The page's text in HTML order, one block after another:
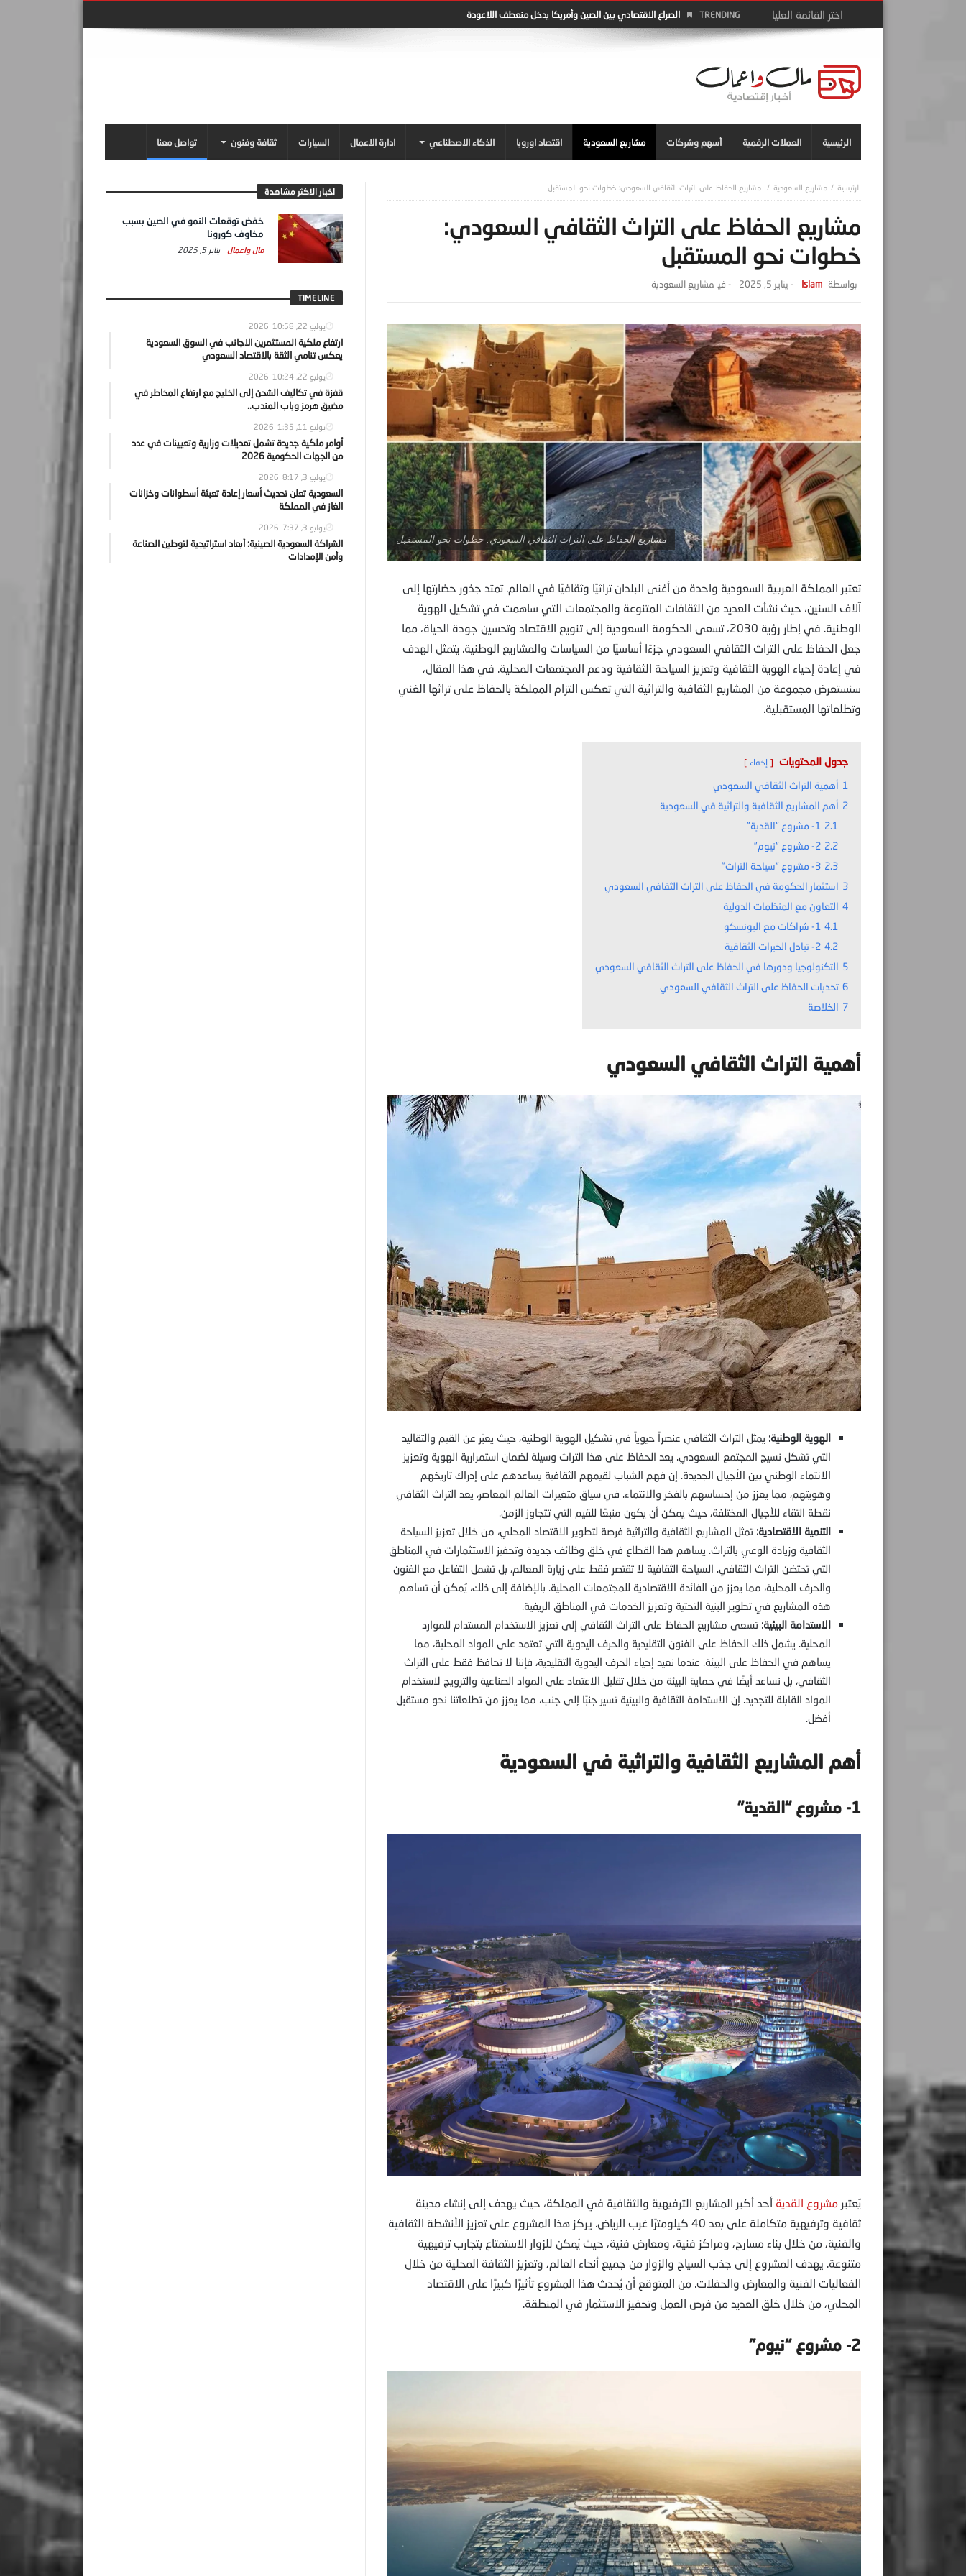
TRENDING سوق العمل في اوروبا: تحولات من الوظائف التقليدية إلى الرقمية
الرئيسية العملات الرقمية أسهم وشركات مشاريع السعودية اقتصاد اوروبا الذكاء الاصطناعي ادارة الاعمال السيارات ثقافة وفنون تواصل معنا
مشاريع السعودية مشاريع الحفاظ على التراث الثقافي السعودي: خطوات نحو المستقبل
مشاريع الحفاظ على التراث الثقافي السعودي:
خطوات نحو المستقبل
Islam
- يناير 5, 2025 - ‎في مشاريع السعودية
مشاريع الحفاظ على التراث الثقافي السعودي: خطوات نحو المستقبل
تعتبر المملكة العربية السعودية واحدة من أغنى البلدان تراثيًا وثقافيًا في العالم. تمتد جذور حضارتها إلى
آلاف السنين، حيث نشأت العديد من الثقافات المتنوعة والمجتمعات التي ساهمت في تشكيل الهوية
الوطنية. في إطار رؤية 2030، تسعى الحكومة السعودية إلى تنويع الاقتصاد وتحسين جودة الحياة، مما
جعل الحفاظ على التراث الثقافي السعودي جزءًا أساسيًا من السياسات والمشاريع الوطنية. يتمثل الهدف
في إعادة إحياء الهوية الثقافية وتعزيز السياحة الثقافية ودعم المجتمعات المحلية. في هذا المقال،
سنستعرض مجموعة من المشاريع الثقافية والتراثية التي تعكس التزام المملكة بالحفاظ على تراثها الغني
وتطلعاتها المستقبلية.
جدول المحتويات إخفاء
1 أهمية التراث الثقافي السعودي
2 أهم المشاريع الثقافية والتراثية في السعودية
2.1 1- مشروع “القدية”
2.2 2- مشروع “نيوم”
2.3 3- مشروع “سياحة التراث”
3 استثمار الحكومة في الحفاظ على التراث الثقافي السعودي
4 التعاون مع المنظمات الدولية
4.1 1- شراكات مع اليونسكو
4.2 2- تبادل الخبرات الثقافية
5 التكنولوجيا ودورها في الحفاظ على التراث الثقافي السعودي
6 تحديات الحفاظ على التراث الثقافي السعودي
7 الخلاصة
أهمية التراث الثقافي السعودي
الهوية الوطنية: يمثل التراث الثقافي عنصراً حيوياً في تشكيل الهوية الوطنية، حيث يعبّر عن القيم والتقاليد
التي تشكل نسيج المجتمع السعودي. يعد الحفاظ على هذا التراث وسيلة لضمان استمرارية الهوية وتعزيز
الانتماء الوطني بين الأجيال الجديدة. إن فهم الشباب لقيمهم الثقافية يساعدهم على إدراك تاريخهم
وهويتهم، مما يعزز من إحساسهم بالفخر والانتماء. في سياق متغيرات العالم المعاصر، يعد التراث الثقافي
نقطة التقاء للأجيال المختلفة، حيث يمكن أن يكون منبعًا للقيم التي تتجاوز الزمن.
التنمية الاقتصادية: تمثل المشاريع الثقافية والتراثية فرصة لتطوير الاقتصاد المحلي، من خلال تعزيز السياحة
الثقافية وزيادة الوعي بالتراث. يساهم هذا القطاع في خلق وظائف جديدة وتحفيز الاستثمارات في المناطق
التي تحتضن التراث الثقافي. السياحة الثقافية لا تقتصر فقط على زيارة المعالم، بل تشمل التفاعل مع الفنون
والحرف المحلية، مما يعزز من الفائدة الاقتصادية للمجتمعات المحلية. بالإضافة إلى ذلك، يُمكن أن تساهم
هذه المشاريع في تطوير البنية التحتية وتعزيز الخدمات في المناطق الريفية.
الاستدامة البيئية: تسعى مشاريع الحفاظ على التراث الثقافي إلى تعزيز الاستخدام المستدام للموارد
المحلية. يشمل ذلك الحفاظ على الفنون التقليدية والحرف اليدوية التي تعتمد على المواد المحلية، مما
يساهم في الحفاظ على البيئة. عندما نعيد إحياء الحرف اليدوية التقليدية، فإننا لا نحافظ فقط على التراث
الثقافي، بل نساعد أيضًا في حماية البيئة من خلال تقليل الاعتماد على المواد الصناعية والترويج لاستخدام
المواد القابلة للتجديد. إن الاستدامة الثقافية والبيئية تسير جنبًا إلى جنب، مما يعزز من تطلعاتنا نحو مستقبل
أفضل.
أهم المشاريع الثقافية والتراثية في السعودية
1- مشروع “القدية”
يُعتبر مشروع القدية أحد أكبر المشاريع الترفيهية والثقافية في المملكة، حيث يهدف إلى إنشاء مدينة
ثقافية وترفيهية متكاملة على بعد 40 كيلومترًا غرب الرياض. يركز هذا المشروع على تعزيز الأنشطة الثقافية
والفنية، من خلال بناء مسارح، ومراكز فنية، ومعارض فنية، حيث يُمكن للزوار الاستمتاع بتجارب ترفيهية
متنوعة. يهدف المشروع إلى جذب السياح والزوار من جميع أنحاء العالم، وتعزيز الثقافة المحلية من خلال
الفعاليات الفنية والمعارض والحفلات. من المتوقع أن يُحدث هذا المشروع تأثيرًا كبيرًا على الاقتصاد
المحلي، من خلال خلق العديد من فرص العمل وتحفيز الاستثمار في المنطقة.
2- مشروع “نيوم”
اخبار الاكثر مشاهدة
خفض توقعات النمو في الصين بسبب
مخاوف كورونا
مال واعمال يناير 5, 2025
TIMELINE
يوليو 22, 2026 10:58
ارتفاع ملكية المستثمرين الاجانب في السوق السعودية
يعكس تنامي الثقة بالاقتصاد السعودي
يوليو 22, 2026 10:24
قفزة في تكاليف الشحن إلى الخليج مع ارتفاع المخاطر في
مضيق هرمز وباب المندب..
يوليو 11, 2026 1:35
أوامر ملكية جديدة تشمل تعديلات وزارية وتعيينات في عدد
من الجهات الحكومية 2026
يوليو 3, 2026 8:17
السعودية تعلن تحديث أسعار إعادة تعبئة أسطوانات وخزانات
الغاز في المملكة
يوليو 3, 2026 7:37
الشراكة السعودية الصينية: أبعاد استراتيجية لتوطين الصناعة
وأمن الإمدادات